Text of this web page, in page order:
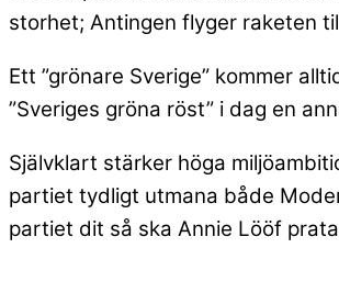
storhet; Antingen flyger raketen
Ett ”grönare Sverige” kommer
”Sveriges gröna röst” i dag en
Självklart stärker höga
partiet tydligt utmana både
partiet dit så ska Annie Lööf